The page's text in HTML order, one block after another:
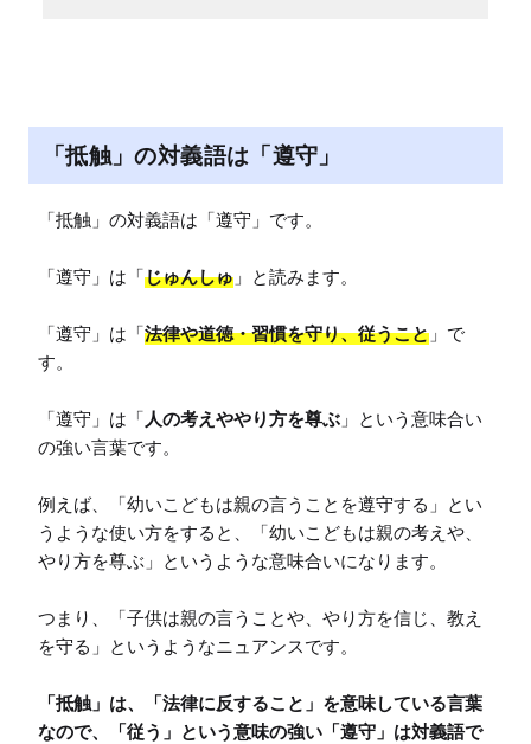
「抵触」の対義語は「遵守」
「抵触」の対義語は「遵守」です。
「遵守」は「じゅんしゅ 」と読みます。
「遵守」は「法律や道徳・習慣を守り、従うこと 」で
す。
「遵守」は「人の考えややり方を尊ぶ 」という意味合い
の強い言葉です。
例えば、「幼いこどもは親の言うことを遵守する」とい
うような使い方をすると、「幼いこどもは親の考えや、
やり方を尊ぶ」というような意味合いになります。
つまり、「子供は親の言うことや、やり方を信じ、教え
を守る」というようなニュアンスです。
「抵触」は、「法律に反すること」を意味している言葉
なので、「従う」という意味の強い「遵守」は対義語で